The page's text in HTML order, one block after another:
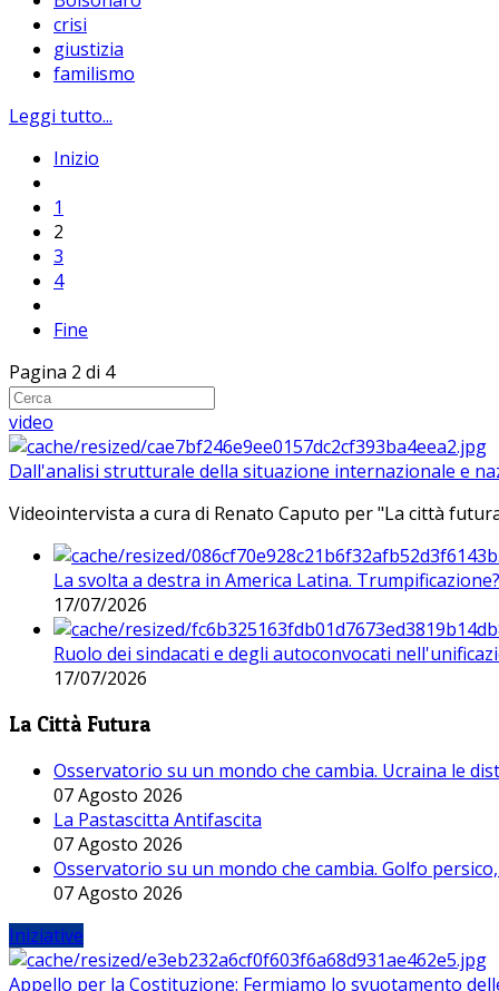
crisi
giustizia
familismo
Leggi tutto...
Inizio
1
2
3
4
Fine
Pagina 2 di 4
video
Dall'analisi strutturale della situazione internazionale e
Videointervista a cura di Renato Caputo per "La città
La svolta a destra in America Latina. Trumpificazione?
17/07/2026
Ruolo dei sindacati e degli autoconvocati
17/07/2026
La Città Futura
Osservatorio su un mondo che cambia. Ucraina le
07 Agosto 2026
La Pastascitta Antifascita
07 Agosto 2026
Osservatorio su un mondo che cambia. Golfo
07 Agosto 2026
Iniziative
Appello per la Costituzione: Fermiamo lo svuotamento